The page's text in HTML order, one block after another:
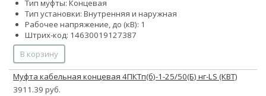
Тип муфты: Концевая
Тип установки: Внутренняя и наружная
Рабочее напряжение, до (кВ): 1
Штрих-код: 14630019127387
В корзину
Муфта кабельная концевая 4ПКТп(б)-1-25/50(Б) нг-LS (КВТ)
3911.39 руб.